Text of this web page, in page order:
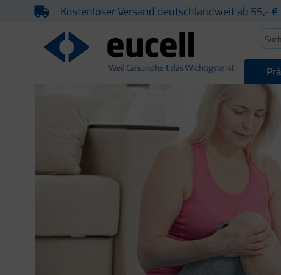
Kostenloser Versand deutschlandweit ab 55,- €